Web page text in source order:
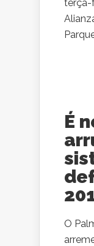
terça-
É
O